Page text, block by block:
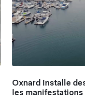
Oxnard installe
les manifestations